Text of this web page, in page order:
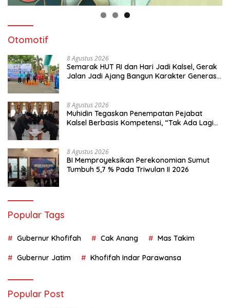
Otomotif
8 Agustus 2026
Semarak HUT RI dan Hari Jadi Kalsel, Gerak
Jalan Jadi Ajang Bangun Karakter Generasi
8 Agustus 2026
Muhidin Tegaskan Penempatan Pejabat
Kalsel Berbasis Kompetensi, “Tak Ada Lagi
8 Agustus 2026
BI Memproyeksikan Perekonomian Sumut
Tumbuh 5,7 % Pada Triwulan II 2026
Popular Tags
Gubernur Khofifah Cak Anang Mas Takim
Gubernur Jatim Khofifah Indar Parawansa
Popular Post